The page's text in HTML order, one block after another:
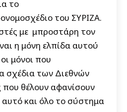
το
του ΣΥΡΙΖΑ.
με μπροστάρη τον
η μόνη ελπίδα αυτού
μόνοι που
σχέδια των Διεθνών
που θέλουν αφανίσουν
αυτό και όλο το σύστημα